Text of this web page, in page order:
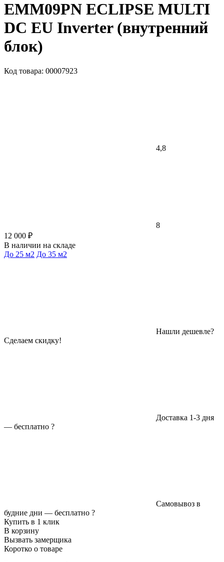
EMM09PN ECLIPSE MULTI
DC EU Inverter (внутренний
блок)
Код товара: 00007923
4,8
8
12 000 ₽
В наличии на складе
До 25 м2 До 35 м2
Нашли дешевле?
Сделаем скидку!
Доставка 1-3 дня
— бесплатно ?
Самовывоз в
будние дни — бесплатно ?
Купить в 1 клик
В корзину
Вызвать замерщика
Коротко о товаре